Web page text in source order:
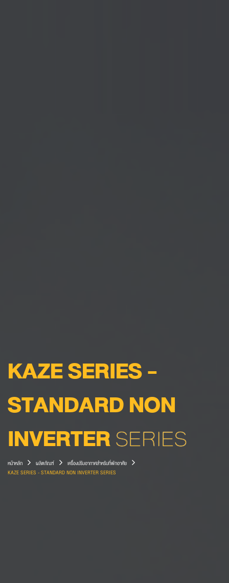
KAZE SERIES -
STANDARD NON
INVERTERSERIES
หน้าหลัก ผลิตภัณฑ์
เครื่องปรับอากาศสำหรับที่พักอาศัย
KAZE SERIES - STANDARD NON INVERTER SERIES